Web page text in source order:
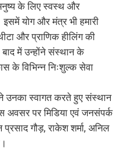
के लिए स्वस्थ और
योग और मंत्र भी हमारी
और प्राणिक हीलिंग की
में उन्होंने संस्थान के
के विभिन्न निःशुल्क सेवा
उनका स्वागत करते हुए संस्थान
पर मिडिया एवं जनसंपर्क
प्रसाद गौड़, राकेश शर्मा, अनिल